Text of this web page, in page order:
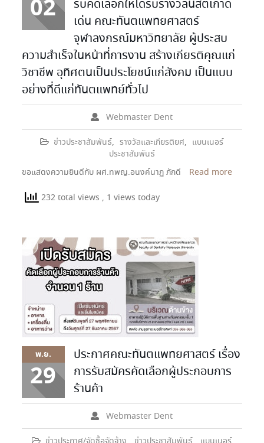
02
รับคัดเลือกให้ได้รับรางวัลนิสิตเก่าดี
เด่น คณะทันตแพทยศาสตร์
จุฬาลงกรณ์มหาวิทยาลัย ผู้ประสบ
ความสำเร็จในหน้าที่การงาน สร้างเกียรติคุณแก่
วิชาชีพ อุทิศตนเป็นประโยชน์แก่สังคม เป็นแบบ
อย่างที่ดีแก่ทันตแพทย์ทั่วไป
Webmaster Dent
ข่าวประชาสัมพันธ์, รางวัลและเกียรติยศ, แบนเนอร์
ประชาสัมพันธ์
ขอแสดงความยินดีกับ ผศ.ทพญ.อนงค์นาฏ ภักดี
Read more
232 total views , 1 views today
พ.ย.
29
ประกาศคณะทันตแพทยศาสตร์ เรื่อง
การรับสมัครคัดเลือกผู้ประกอบการ
ร้านค้า
Webmaster Dent